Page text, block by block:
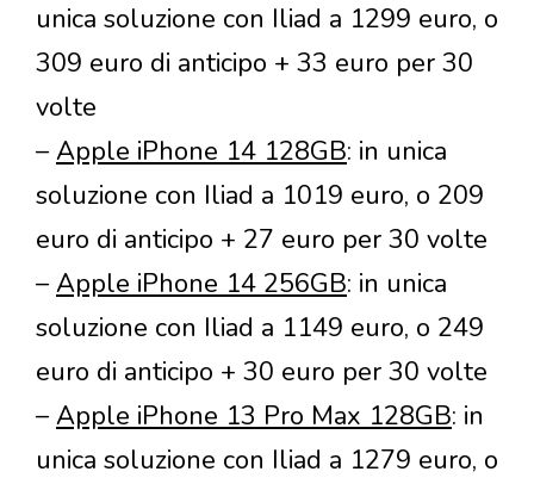
unica soluzione con Iliad a 1299 euro, o
309 euro di anticipo + 33 euro per 30
volte
– Apple iPhone 14 128GB: in unica
soluzione con Iliad a 1019 euro, o 209
euro di anticipo + 27 euro per 30 volte
– Apple iPhone 14 256GB: in unica
soluzione con Iliad a 1149 euro, o 249
euro di anticipo + 30 euro per 30 volte
– Apple iPhone 13 Pro Max 128GB: in
unica soluzione con Iliad a 1279 euro, o